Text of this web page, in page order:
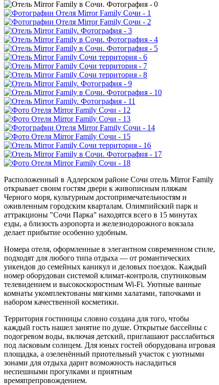
Расположенный в Адлерском районе Сочи отель Mirror Family
открывает своим гостям двери к живописным пляжам
Черного моря, культурным достопримечательностям и
оживленным городским кварталам. Олимпийский парк и
аттракционы "Сочи Парка" находятся всего в 15 минутах
езды, а близость аэропорта и железнодорожного вокзала
делает прибытие особенно удобным.
Номера отеля, оформленные в элегантном современном стиле,
подходят для любого типа отдыха — от романтических
уикендов до семейных каникул и деловых поездок. Каждый
номер оборудован системой климат-контроля, спутниковым
телевидением и высокоскоростным Wi-Fi. Уютные ванные
комнаты укомплектованы мягкими халатами, тапочками и
набором качественной косметики.
Территория гостиницы словно создана для того, чтобы
каждый гость нашел занятие по душе. Открытые бассейны с
подогревом воды, включая детский, приглашают расслабиться
под ласковым солнцем. Для юных гостей оборудована игровая
площадка, а озеленённый приотельный участок с уютными
зонами для отдыха дарит возможность насладиться
неспешными прогулками и приятным
времяпрепровождением.